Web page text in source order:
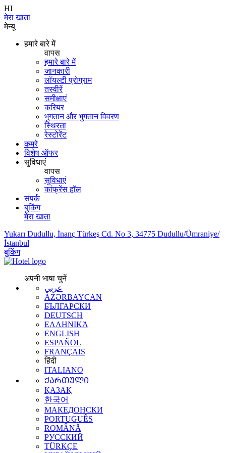
HI
मेरा खाता
मेन्यू
हमारे बारे में
वापस
हमारे बारे में
जानकारी
लॉयल्टी प्रोग्राम
तस्वीरें
समीक्षाएं
करियर
भुगतान और भुगतान विवरण
स्थिरता
रेस्टोरेंट
कमरे
विशेष ऑफर
सुविधाएं
वापस
सुविधाएं
कांफ्रेंस हॉल
संपर्क
बुकिंग
मेरा खाता
Yukarı Dudullu, İnanç Türkeş Cd. No 3, 34775 Dudullu/Ümraniye/
İstanbul
बुकिंग
अपनी भाषा चुनें
عربي
AZƏRBAYCAN
БЪЛГАРСКИ
DEUTSCH
ΕΛΛΗΝΙΚΆ
ENGLISH
ESPAÑOL
FRANÇAIS
हिंदी
ITALIANO
ᲥᲐᲠᲗᲣᲚᲘ
ҚАЗАҚ
한국어
МАКЕДОНСКИ
PORTUGUÊS
ROMÂNĂ
РУССКИЙ
TÜRKÇE